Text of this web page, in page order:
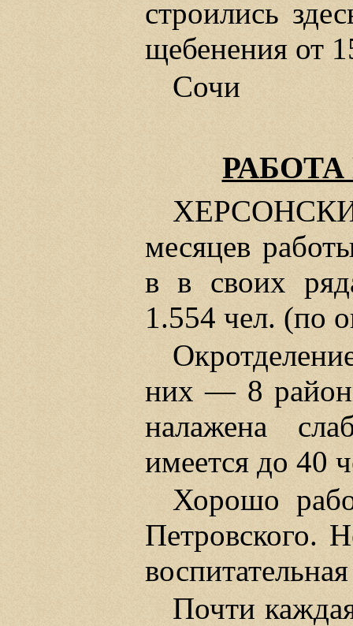
строились
щебенения от
Сочи
месяцев
в в своих
1.554 чел. (по
них — 8
налажена
имеется до 40
Хорошо
Петровского.
Почти